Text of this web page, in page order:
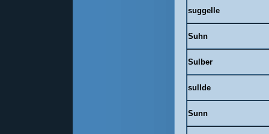
suggelle
Suhn
Sulber
sullde
Sunn